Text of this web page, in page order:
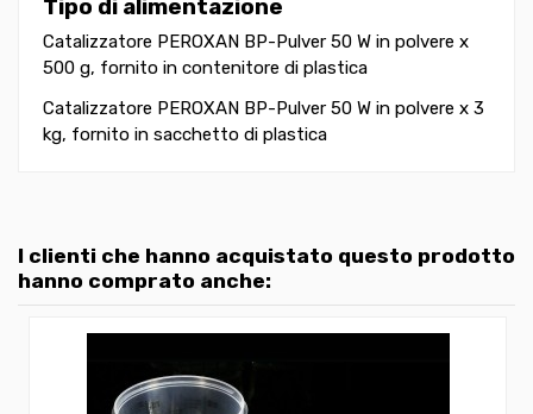
Tipo di alimentazione
Catalizzatore PEROXAN BP-Pulver 50 W in polvere x
500 g, fornito in contenitore di plastica
Catalizzatore PEROXAN BP-Pulver 50 W in polvere x 3
kg, fornito in sacchetto di plastica
I clienti che hanno acquistato questo prodotto
hanno comprato anche: